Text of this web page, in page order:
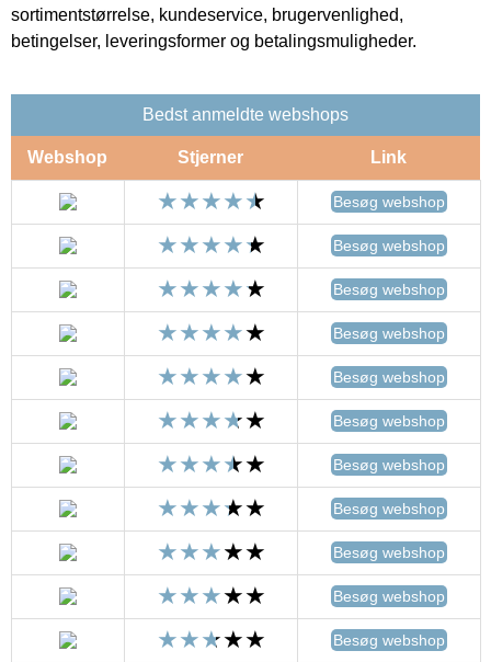
sortimentstørrelse, kundeservice, brugervenlighed,
betingelser, leveringsformer og betalingsmuligheder.
Bedst anmeldte webshops
Webshop Stjerner Link
Besøg webshop
Besøg webshop
Besøg webshop
Besøg webshop
Besøg webshop
Besøg webshop
Besøg webshop
Besøg webshop
Besøg webshop
Besøg webshop
Besøg webshop